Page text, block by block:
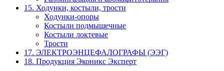
15. Ходунки, костыли, трости
Ходунки-опоры
Костыли подмышечные
Костыли локтевые
Трости
17. ЭЛЕКТРО­ЭНЦЕФАЛОГРАФЫ (ЭЭГ)
18. Продукция Эконикс Эксперт